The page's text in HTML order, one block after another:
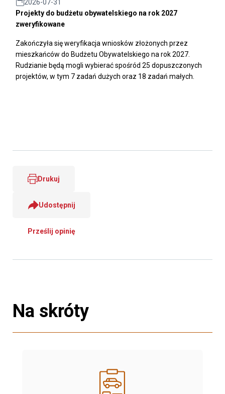
2026-07-31
Projekty do budżetu obywatelskiego na rok 2027
zweryfikowane
Zakończyła się weryfikacja wniosków złożonych przez
mieszkańców do Budżetu Obywatelskiego na rok 2027.
Rudzianie będą mogli wybierać spośród 25 dopuszczonych
projektów, w tym 7 zadań dużych oraz 18 zadań małych.
Drukuj
Udostępnij
Prześlij opinię
Na skróty